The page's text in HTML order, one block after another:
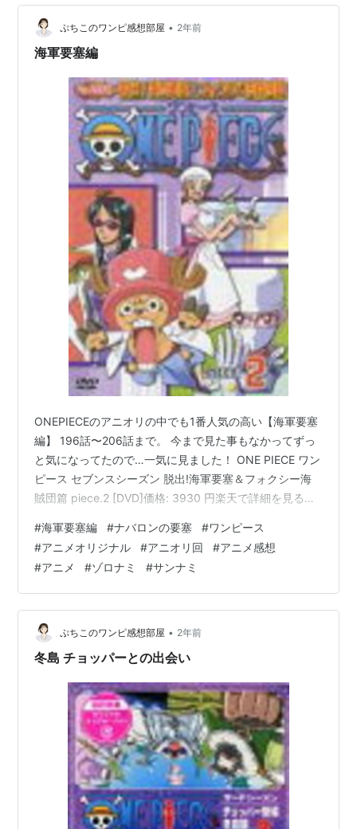
張ります！！ ロビンとチョッパーは無料で…
ぷちこのワンピ感想部屋 • 2年前
海軍要塞編
ONEPIECEのアニオリの中でも1番人気の高い【海軍要塞
編】 196話〜206話まで。 今まで見た事もなかってずっ
と気になってたので…一気に見ました！ ONE PIECE ワン
ピース セブンスシーズン 脱出!海軍要塞＆フォクシー海
賊団篇 piece.2 [DVD]価格: 3930 円楽天で詳細を見る
島からタコ風船で落下した先がナバロンの海軍要塞！ 一
味がバラバラに隠れて脱出を試みたりするお話。 ウソッ
プとロビン以外は皆、一人で彷徨って… サンジは森で普
通にタバコ吸って見つかりそうになってたばこは見つか
るわｗって思ったｗ 197話 サン…
#海軍要塞編 #ナバロンの要塞 #ワンピース
#アニメオリジナル #アニオリ回 #アニメ感想
#アニメ #ゾロナミ #サンナミ
ぷちこのワンピ感想部屋 • 2年前
冬島 チョッパーとの出会い